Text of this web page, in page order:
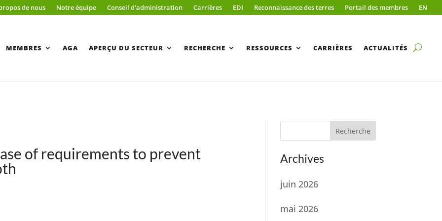
de nous Notre équipe Conseil d'administration Carrières EDI Reconnaissance des terres Portail des membres EN
MEMBRES AGA APERÇU DU SECTEUR RECHERCHE RESSOURCES CARRIÈRES ACTUALITÉS
of requirements to prevent
Recherche
Archives
juin 2026
mai 2026